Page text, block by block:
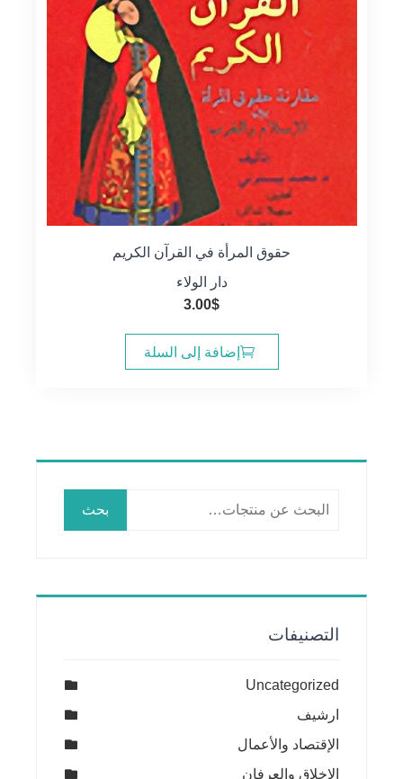
حقوق المرأة في القرآن الكريم
دار الولاء
3.00$
إضافة إلى السلة
بحث
التصنيفات
Uncategorized
ارشيف
الإقتصاد والأعمال
الاخلاق والعرفان